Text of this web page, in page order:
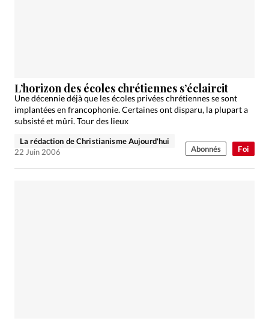
Foi
L’horizon des écoles chrétiennes s’éclaircit
Une décennie déjà que les écoles privées chrétiennes se sont
implantées en francophonie. Certaines ont disparu, la plupart a
subsisté et mûri. Tour des lieux
La rédaction de Christianisme Aujourd'hui
22 Juin 2006
Abonnés